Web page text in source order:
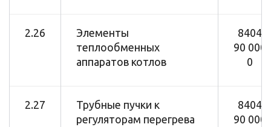
2.26
Элементы
теплообменных
аппаратов котлов
8404
90 000
0
2.27
Трубные пучки к
регуляторам перегрева
8404
90 000